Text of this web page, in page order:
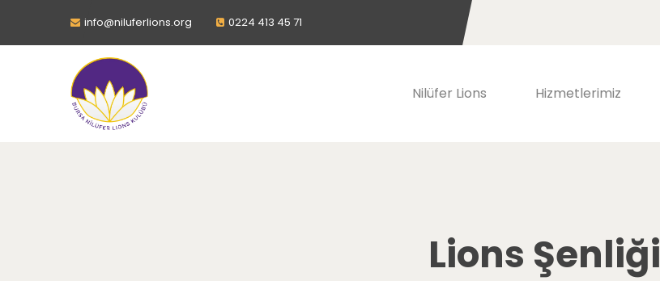
info@niluferlions.org 0224 413 45 71
Nilüfer Lions Hizmetlerimiz
Lions Şenliği